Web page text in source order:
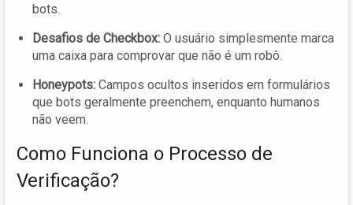
bots.
Desafios de Checkbox: O usuário simplesmente marca
uma caixa para comprovar que não é um robô.
Honeypots: Campos ocultos inseridos em formulários
que bots geralmente preenchem, enquanto humanos
não veem.
Como Funciona o Processo de
Verificação?